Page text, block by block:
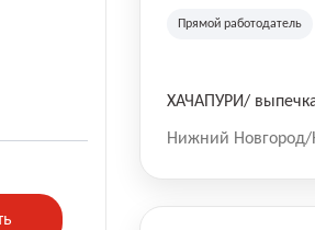
Прямой работодатель
ХАЧАПУРИ/
Нижний Новгород/